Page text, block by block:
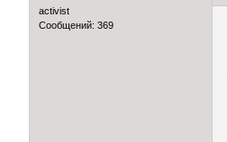
activist
Сообщений: 369